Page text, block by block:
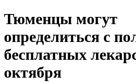
Тюменцы могут
определиться с
бесплатных
октября